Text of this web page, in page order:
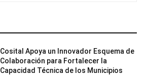
Cosital Apoya un Innovador Esquema de
Colaboración para Fortalecer la
Capacidad Técnica de los Municipios